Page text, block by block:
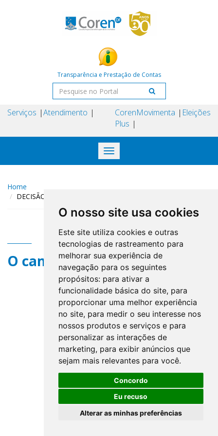
O nosso site usa cookies
Este site utiliza cookies e outras
tecnologias de rastreamento para
melhorar sua experiência de
navegação para os seguintes
propósitos: para ativar a
funcionalidade básica do site, para
proporcionar uma melhor experiência
no site, para medir o seu interesse nos
nossos produtos e serviços e para
personalizar as interações de
marketing, para exibir anúncios que
sejam mais relevantes para você.
Concordo
Eu recuso
Alterar as minhas preferências
Transparência e Prestação de Contas
Serviços Atendimento
Coren
Plus
Movimenta Eleições
Toggle
navigation
Home
DECISÃO COREN-DF N° 152 DE 24 DE JULHO DE 2024
O campo title não existe.